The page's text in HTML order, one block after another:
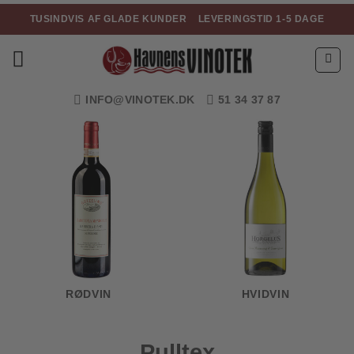
indhold
TUSINDVIS AF GLADE KUNDER LEVERINGSTID 1-5 DAGE
INFO@VINOTEK.DK 51 34 37 87
RØDVIN HVIDVIN